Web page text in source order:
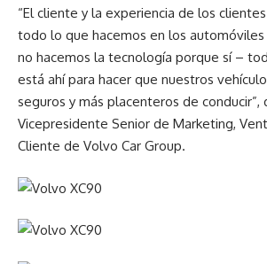
“El cliente y la experiencia de los
todo lo que hacemos en los
no hacemos la tecnología porque sí –
está ahí para hacer que nuestros
seguros y más placenteros de conducir”,
Vicepresidente Senior de Marketing,
Cliente de Volvo Car Group.